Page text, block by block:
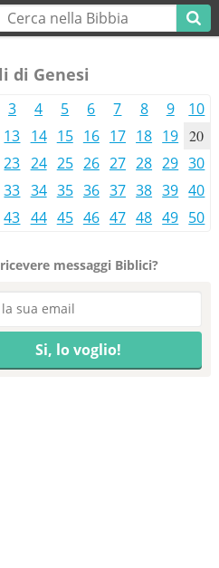
di Genesi
3 4 5 6 7 8 9
10
13 14 15 16 17 18 19 20
23 24 25 26 27 28 29 30
33 34 35 36 37 38 39 40
43 44 45 46 47 48 49 50
messaggi Biblici?